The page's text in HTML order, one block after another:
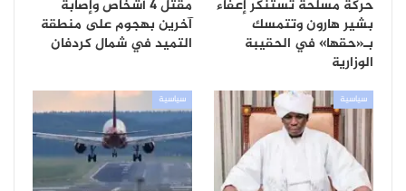
حركة مسلحة تستنكر إعفاء
بشير هارون وتتمسك
بـ«حقها» في الحقيبة
الوزارية
مقتل 4 أشخاص وإصابة
آخرين بهجوم على منطقة
التميد في شمال كردفان
سياسية سياسية